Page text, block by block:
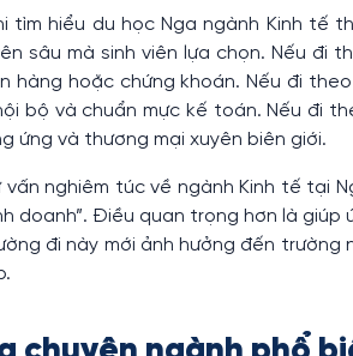
tìm hiểu du học Nga ngành Kinh tế
sâu mà sinh viên lựa chọn. Nếu đi
hàng hoặc chứng khoán. Nếu đi
bộ và chuẩn mực kế toán. Nếu đi
ứng và thương mại xuyên biên giới.
nghiêm túc về ngành Kinh tế tại
doanh”. Điều quan trọng hơn là giúp
đi này mới ảnh hưởng đến